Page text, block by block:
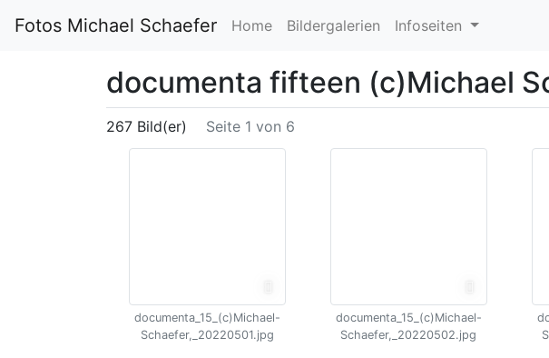
Fotos Michael Schaefer Home Bildergalerien Infoseiten
documenta fifteen (c)Michael
267 Bild(er) Seite 1 von 6
documenta_15_(c)Michael-
Schaefer,_20220501.jpg
documenta_15_(c)Michael-
Schaefer,_20220502.jpg